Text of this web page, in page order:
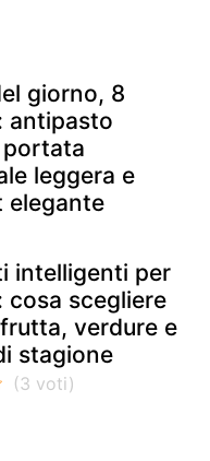
giorno, 8
antipasto
leggera e
elegante
intelligenti per
cosa scegliere
verdure e
stagione